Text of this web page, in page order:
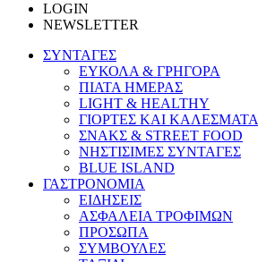
LOGIN
NEWSLETTER
ΣΥΝΤΑΓΕΣ
ΕΥΚΟΛΑ & ΓΡΗΓΟΡΑ
ΠΙΑΤΑ ΗΜΕΡΑΣ
LIGHT & HEALTHY
ΓΙΟΡΤΕΣ ΚΑΙ ΚΑΛΕΣΜΑΤΑ
ΣΝΑΚΣ & STREET FOOD
ΝΗΣΤΙΣΙΜΕΣ ΣΥΝΤΑΓΕΣ
BLUE ISLAND
ΓΑΣΤΡΟΝΟΜΙΑ
ΕΙΔΗΣΕΙΣ
ΑΣΦΑΛΕΙΑ ΤΡΟΦΙΜΩΝ
ΠΡΟΣΩΠΑ
ΣΥΜΒΟΥΛΕΣ